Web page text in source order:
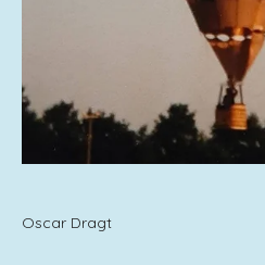
Oscar Dragt